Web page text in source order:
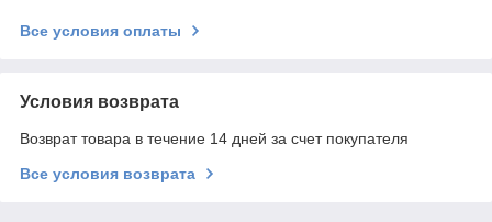
Все условия оплаты
Условия возврата
Возврат товара в течение 14 дней за счет покупателя
Все условия возврата